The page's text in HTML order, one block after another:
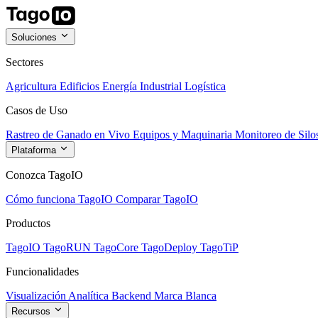
Soluciones
Sectores
Agricultura Edificios Energía Industrial Logística
Casos de Uso
Rastreo de Ganado en Vivo Equipos y Maquinaria Monitoreo de
Plataforma
Conozca TagoIO
Cómo funciona TagoIO Comparar TagoIO
Productos
TagoIO TagoRUN TagoCore TagoDeploy TagoTiP
Funcionalidades
Visualización Analítica Backend Marca Blanca
Recursos